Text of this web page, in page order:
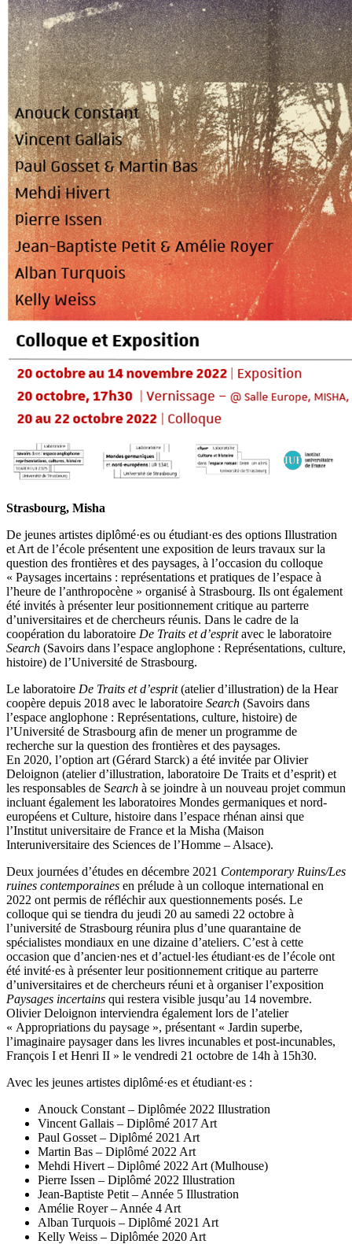
Strasbourg, Misha
De jeunes artistes diplômé·es ou étudiant·es des options Illustration
et Art de l’école présentent une exposition de leurs travaux sur la
question des frontières et des paysages, à l’occasion du colloque
« Paysages incertains : représentations et pratiques de l’espace à
l’heure de l’anthropocène » organisé à Strasbourg. Ils ont également
été invités à présenter leur positionnement critique au parterre
d’universitaires et de chercheurs réunis. Dans le cadre de la
coopération du laboratoire De Traits et d’espritavec le laboratoire
Search (Savoirs dans l’espace anglophone : Représentations, culture,
histoire) de l’Université de Strasbourg.
Le laboratoire De Traits et d’esprit(atelier d’illustration) de la Hear
coopère depuis 2018 avec le laboratoire Search (Savoirs dans
l’espace anglophone : Représentations, culture, histoire) de
l’Université de Strasbourg afin de mener un programme de
recherche sur la question des frontières et des paysages.
En 2020, l’option art (Gérard Starck) a été invitée par Olivier
Deloignon (atelier d’illustration, laboratoire De Traits et d’esprit) et
les responsables de Search à se joindre à un nouveau projet commun
incluant également les laboratoires Mondes germaniques et nord-
européens et Culture, histoire dans l’espace rhénan ainsi que
l’Institut universitaire de France et la Misha (Maison
Interuniversitaire des Sciences de l’Homme – Alsace).
Deux journées d’études en décembre 2021 Contemporary Ruins/Les
ruines contemporaines en prélude à un colloque international en
2022 ont permis de réfléchir aux questionnements posés. Le
colloque qui se tiendra du jeudi 20 au samedi 22 octobre à
l’université de Strasbourg réunira plus d’une quarantaine de
spécialistes mondiaux en une dizaine d’ateliers. C’est à cette
occasion que d’ancien·nes et d’actuel·les étudiant·es de l’école ont
été invité·es à présenter leur positionnement critique au parterre
d’universitaires et de chercheurs réuni et à organiser l’exposition
Paysages incertains qui restera visible jusqu’au 14 novembre.
Olivier Deloignon interviendra également lors de l’atelier
« Appropriations du paysage », présentant « Jardin superbe,
l’imaginaire paysager dans les livres incunables et post-incunables,
François I et Henri II » le vendredi 21 octobre de 14h à 15h30.
Avec les jeunes artistes diplômé·es et étudiant·es :
Anouck Constant – Diplômée 2022 Illustration
Vincent Gallais – Diplômé 2017 Art
Paul Gosset – Diplômé 2021 Art
Martin Bas – Diplômé 2022 Art
Mehdi Hivert – Diplômé 2022 Art (Mulhouse)
Pierre Issen – Diplômé 2022 Illustration
Jean-Baptiste Petit – Année 5 Illustration
Amélie Royer – Année 4 Art
Alban Turquois – Diplômé 2021 Art
Kelly Weiss – Diplômée 2020 Art